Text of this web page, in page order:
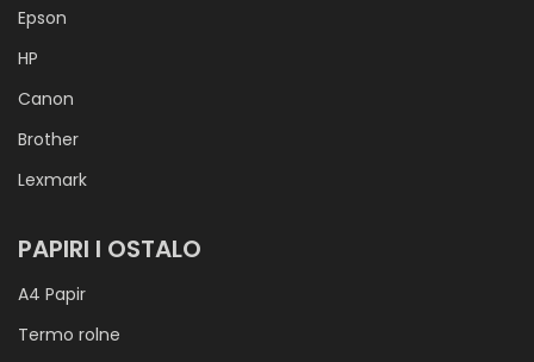
Epson
HP
Canon
Brother
Lexmark
PAPIRI I OSTALO
A4 Papir
Termo rolne